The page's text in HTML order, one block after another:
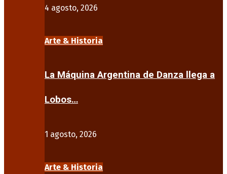
4 agosto, 2026
Arte & Historia
La Máquina Argentina de Danza llega a
Lobos…
1 agosto, 2026
Arte & Historia